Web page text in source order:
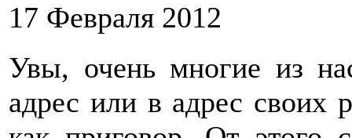
17 Февраля 2012
Увы, очень многие из
адрес или в адрес своих